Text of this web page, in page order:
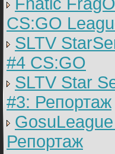
CS:GO
SLTV
#4 CS:GO
SLTV Star
#3: Репортаж
Репортаж